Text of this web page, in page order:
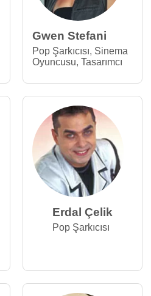
Gwen Stefani
Pop Şarkıcısı, Sinema
Oyuncusu, Tasarımcı
Erdal Çelik
Pop Şarkıcısı